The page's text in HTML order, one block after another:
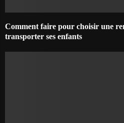
Comment faire pour choisir une
transporter ses enfants